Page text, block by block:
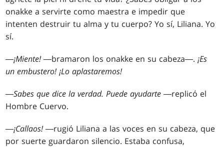
onakke a servirte como maestra e impedir que
intenten destruir tu alma y tu cuerpo? Yo sí, Liliana. Yo
sí.
―¡Miente!―bramaron los onakke en su cabeza―.¡Es
un embustero! ¡Lo aplastaremos!
―Sabes que dice la verdad. Puede ayudarte ―replicó el
Hombre Cuervo.
―¡Callaos!―rugió Liliana a las voces en su cabeza, que
por suerte guardaron silencio. Estaba confusa,